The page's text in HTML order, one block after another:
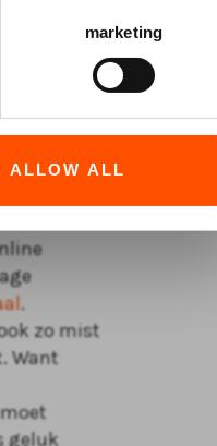
marketing
ALLOW ALL
archief
te zien
muziek
.
zo mist
Want
geluk